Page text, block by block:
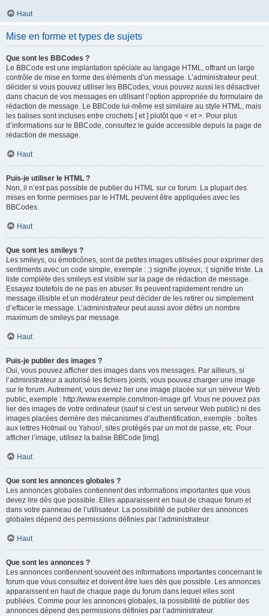
Haut
Mise en forme et types de sujets
Que sont les BBCodes ?
Le BBCode est une implantation spéciale au langage HTML, offrant un large
contrôle de mise en forme des éléments d’un message. L’administrateur peut
décider si vous pouvez utiliser les BBCodes, vous pouvez aussi les désactiver
dans chacun de vos messages en utilisant l’option appropriée du formulaire de
rédaction de message. Le BBCode lui-même est similaire au style HTML, mais
les balises sont incluses entre crochets [ et ] plutôt que < et >. Pour plus
d’informations sur le BBCode, consultez le guide accessible depuis la page de
rédaction de message.
Haut
Puis-je utiliser le HTML ?
Non, il n’est pas possible de publier du HTML sur ce forum. La plupart des
mises en forme permises par le HTML peuvent être appliquées avec les
BBCodes.
Haut
Que sont les smileys ?
Les smileys, ou émoticônes, sont de petites images utilisées pour exprimer des
sentiments avec un code simple, exemple : :) signifie joyeux, :( signifie triste. La
liste complète des smileys est visible sur la page de rédaction de message.
Essayez toutefois de ne pas en abuser. Ils peuvent rapidement rendre un
message illisible et un modérateur peut décider de les retirer ou simplement
d’effacer le message. L’administrateur peut aussi avoir défini un nombre
maximum de smileys par message.
Haut
Puis-je publier des images ?
Oui, vous pouvez afficher des images dans vos messages. Par ailleurs, si
l’administrateur a autorisé les fichiers joints, vous pouvez charger une image
sur le forum. Autrement, vous devez lier une image placée sur un serveur Web
public, exemple : http://www.exemple.com/mon-image.gif. Vous ne pouvez pas
lier des images de votre ordinateur (sauf si c’est un serveur Web public) ni des
images placées derrière des mécanismes d’authentification, exemple : boîtes
aux lettres Hotmail ou Yahoo!, sites protégés par un mot de passe, etc. Pour
afficher l’image, utilisez la balise BBCode [img].
Haut
Que sont les annonces globales ?
Les annonces globales contiennent des informations importantes que vous
devez lire dès que possible. Elles apparaissent en haut de chaque forum et
dans votre panneau de l’utilisateur. La possibilité de publier des annonces
globales dépend des permissions définies par l’administrateur.
Haut
Que sont les annonces ?
Les annonces contiennent souvent des informations importantes concernant le
forum que vous consultez et doivent être lues dès que possible. Les annonces
apparaissent en haut de chaque page du forum dans lequel elles sont
publiées. Comme pour les annonces globales, la possibilité de publier des
annonces dépend des permissions définies par l’administrateur.